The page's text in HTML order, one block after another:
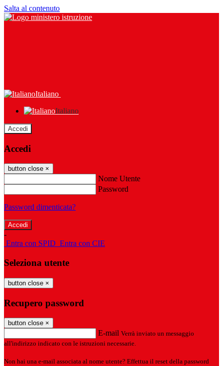
Salta al contenuto
Italiano
Italiano
Accedi
Accedi
button close ×
Nome Utente
Password
Password dimenticata?
-
Entra con SPID Entra con CIE
Seleziona utente
button close ×
Recupero password
button close ×
E-mail Verrà inviato un messaggio
all'indirizzo indicato con le istruzioni necessarie.
Non hai una e-mail associata al nome utente? Effettua il reset della password